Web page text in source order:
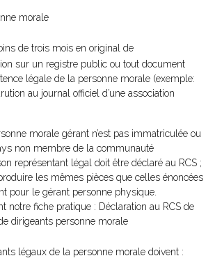
morale
de trois mois en original de
sur un registre public ou tout document
légale de la personne morale (exemple:
au journal officiel d’une association
morale gérant n’est pas immatriculée ou
non membre de la communauté
représentant légal doit être déclaré au RCS ;
les mêmes pièces que celles énoncées
pour le gérant personne physique.
notre fiche pratique : Déclaration au RCS de
dirigeants personne morale
légaux de la personne morale doivent :